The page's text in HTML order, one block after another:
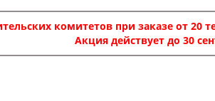
комитетов при заказе от 20
Акция действует до 30